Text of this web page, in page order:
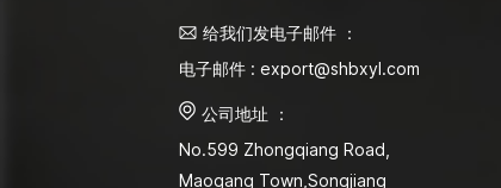
给我们发电子邮件 ：
电子邮件 : export@shbxyl.com
公司地址 ：
No.599 Zhongqiang Road,
Maogang Town,Songjiang